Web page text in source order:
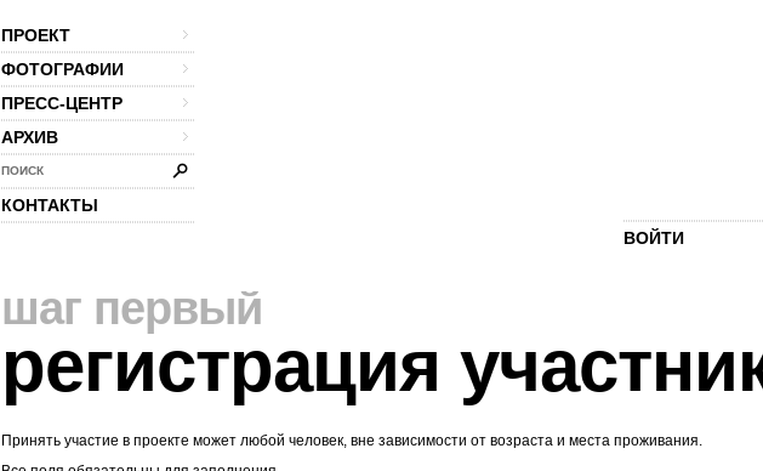
ПРОЕКТ
ФОТОГРАФИИ
ПРЕСС-ЦЕНТР
АРХИВ
ПОИСК
КОНТАКТЫ
ВОЙТИ
шаг первый
регистрация
Принять участие в проекте может любой человек, вне зависимости от возраста и места проживания.